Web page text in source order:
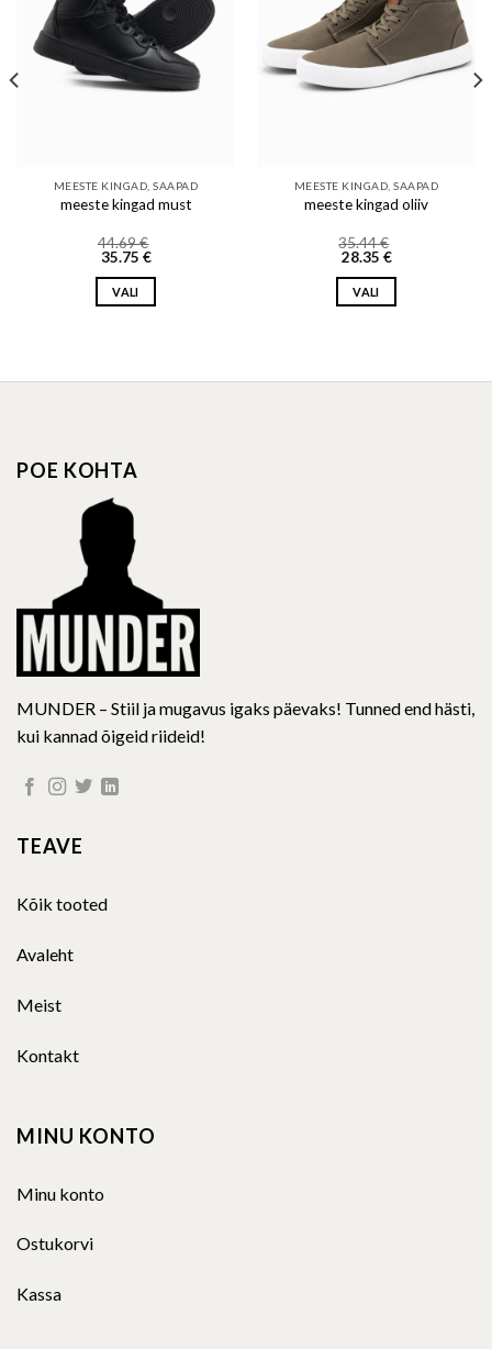
MEESTE KINGAD, SAAPAD
meeste kingad must
44.69€
35.75 €
VALI
multiple
may
chosen
on
the
product
page
MEESTE KINGAD, SAAPAD
meeste kingad oliiv
35.44€
28.35 €
VALI
multiple
POE KOHTA
MUNDER – Stiil ja mugavus igaks päevaks! Tunned end hästi,
kui kannad õigeid riideid!
TEAVE
Kõik tooted
Avaleht
Meist
Kontakt
MINU KONTO
Minu konto
Ostukorvi
Kassa